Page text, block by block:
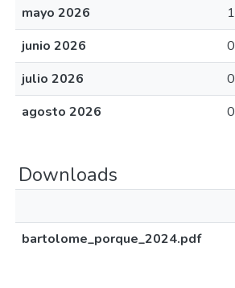
mayo 2026
1
junio 2026
0
julio 2026
0
agosto 2026
0
Downloads
bartolome_porque_2024.pdf